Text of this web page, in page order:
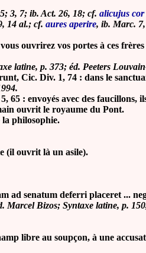
; 3, 7; ib. Act. 26, 18; cf. alicujus cor
14 al.; cf. aures aperire, ib. Marc.
ouvrirez vos portes à ces frères
latine, p. 373; éd. Peeters
Cic. Div. 1, 74 : dans le
: envoyés avec des faucillons,
ouvrit le royaume du Pont.
philosophie.
(il ouvrit là un asile).
deferri placeret ...
Marcel Bizos; Syntaxe latine, p.
libre au soupçon, à une